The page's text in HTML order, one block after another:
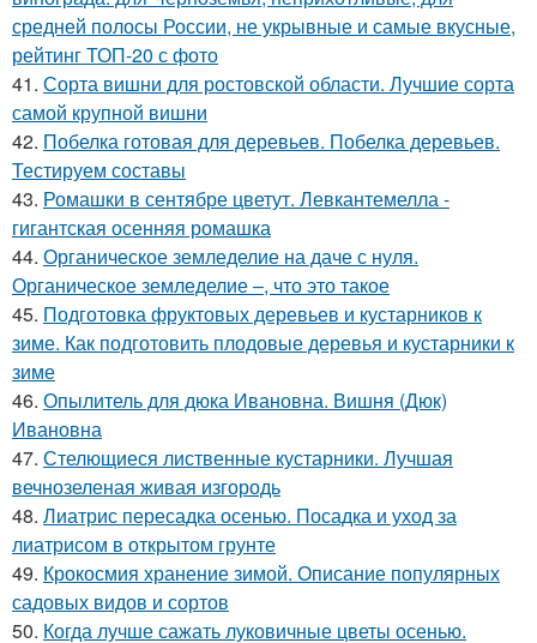
средней полосы России, не укрывные и самые вкусные,
рейтинг ТОП-20 с фото
41. Сорта вишни для ростовской области. Лучшие сорта
самой крупной вишни
42. Побелка готовая для деревьев. Побелка деревьев.
Тестируем составы
43. Ромашки в сентябре цветут. Левкантемелла -
гигантская осенняя ромашка
44. Органическое земледелие на даче с нуля.
Органическое земледелие –, что это такое
45. Подготовка фруктовых деревьев и кустарников к
зиме. Как подготовить плодовые деревья и кустарники к
зиме
46. Опылитель для дюка Ивановна. Вишня (Дюк)
Ивановна
47. Стелющиеся лиственные кустарники. Лучшая
вечнозеленая живая изгородь
48. Лиатрис пересадка осенью. Посадка и уход за
лиатрисом в открытом грунте
49. Крокосмия хранение зимой. Описание популярных
садовых видов и сортов
50. Когда лучше сажать луковичные цветы осенью.